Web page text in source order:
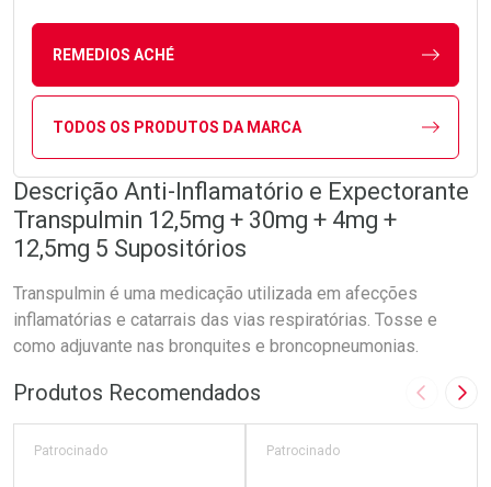
REMEDIOS ACHÉ
TODOS OS PRODUTOS DA MARCA
Descrição Anti-Inflamatório e Expectorante
Transpulmin 12,5mg + 30mg + 4mg +
12,5mg 5 Supositórios
Transpulmin é uma medicação utilizada em afecções
inflamatórias e catarrais das vias respiratórias. Tosse e
como adjuvante nas bronquites e broncopneumonias.
Produtos Recomendados Imagem
Patrocinado Patrocinado